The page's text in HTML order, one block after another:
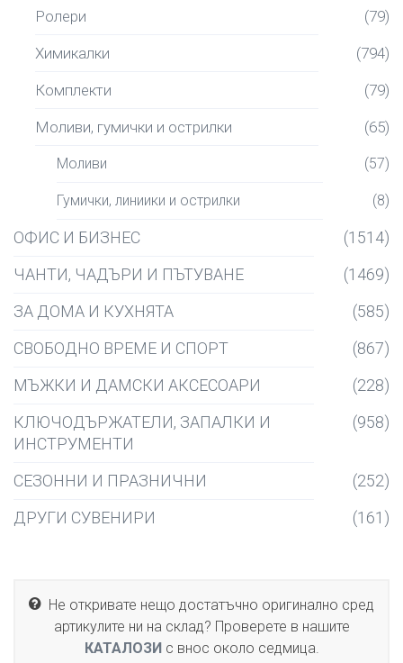
Ролери (79)
Химикалки (794)
Комплекти (79)
Моливи, гумички и острилки (65)
Моливи (57)
Гумички, линиики и острилки (8)
ОФИС И БИЗНЕС
(1514)
ЧАНТИ, ЧАДЪРИ И ПЪТУВАНЕ
(1469)
ЗА ДОМА И КУХНЯТА
(585)
СВОБОДНО ВРЕМЕ И СПОРТ
(867)
МЪЖКИ И ДАМСКИ АКСЕСОАРИ
(228)
КЛЮЧОДЪРЖАТЕЛИ, ЗАПАЛКИ И
ИНСТРУМЕНТИ
(958)
СЕЗОННИ И ПРАЗНИЧНИ
(252)
ДРУГИ СУВЕНИРИ
(161)
Не откривате нещо достатъчно оригинално сред
артикулите ни на склад? Проверете в нашите
КАТАЛОЗИс внос около седмица.